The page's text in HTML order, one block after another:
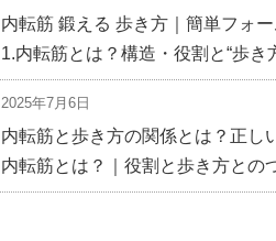
内転筋 鍛える 歩き方｜簡単フォ
1.内転筋とは？構造・役割と“歩
2025年7月6日
内転筋と歩き方の関係とは？正し
内転筋とは？｜役割と歩き方と